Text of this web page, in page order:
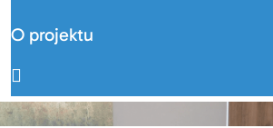
O projektu